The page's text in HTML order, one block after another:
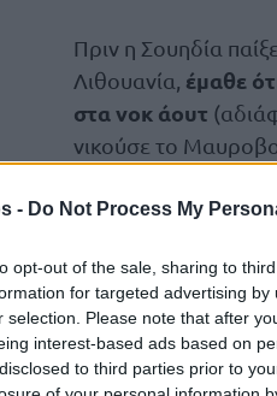
- Do Not Process My
opt-out of the sale, sharing to
for targeted advertising
selection. Please note that after
interest-based ads based on
to third parties prior to
Πριν η Σουηδία
Λιθουανία, έμαθε
στα νοκ άουτ
νικούσε το
– που ήθελε νίκη με
νίκη σε Ευρωμπάσκετ
και μάλιστα πρώτος